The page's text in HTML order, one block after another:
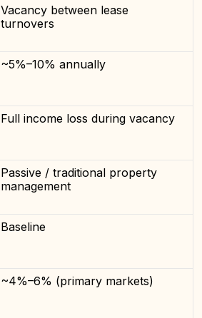
Vacancy between lease
turnovers
~5%–10% annually
Full income loss during vacancy
Passive / traditional property
management
Baseline
~4%–6% (primary markets)